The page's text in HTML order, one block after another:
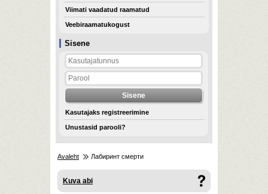
Sisene
Kasutajaks registreerimine
Unustasid parooli?
Viimati vaadatud raamatud
Veebiraamatukogust
Avaleht Лабиринт смерти
Kuva abi